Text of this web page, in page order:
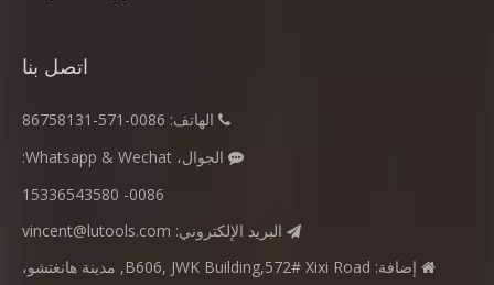
اتصل بنا
 الهاتف: 0086-571-86758131
 الجوال، Whatsapp & Wechat:
0086- 15336543580
 البريد الإلكتروني: vincent@lutools.com

إضافة: B606, JWK Building,572# Xixi Road, مدينة هانغتشو،